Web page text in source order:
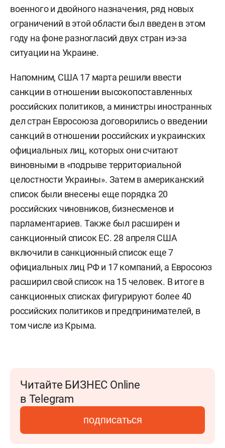
военного и двойного назначения, ряд новых
ограничений в этой области был введен в этом
году на фоне разногласий двух стран из-за
ситуации на Украине.
Напомним, США 17 марта решили ввести
санкции в отношении высокопоставленных
российских политиков, а министры иностранных
дел стран Евросоюза договорились о введении
санкций в отношении российских и украинских
официальных лиц, которых они считают
виновными в «подрыве территориальной
целостности Украины». Затем в американский
список были внесены еще порядка 20
российских чиновников, бизнесменов и
парламентариев. Также был расширен и
санкционный список ЕС. 28 апреля США
включили в санкционный список еще 7
официальных лиц РФ и 17 компаний, а Евросоюз
расширил свой список на 15 человек. В итоге в
санкционных списках фигурируют более 40
российских политиков и предпринимателей, в
том числе из Крыма.
Читайте БИЗНЕС Online
в Telegram
подписаться